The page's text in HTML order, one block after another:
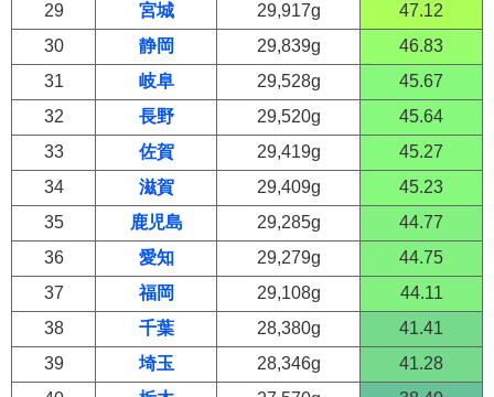
29
宮城 29,917g
47.12
30
静岡 29,839g
46.83
31
岐阜 29,528g
45.67
32
長野 29,520g
45.64
33
佐賀 29,419g
45.27
34
滋賀 29,409g
45.23
35
鹿児島 29,285g
44.77
36
愛知 29,279g
44.75
37
福岡 29,108g
44.11
38
千葉 28,380g
41.41
39
埼玉 28,346g
41.28